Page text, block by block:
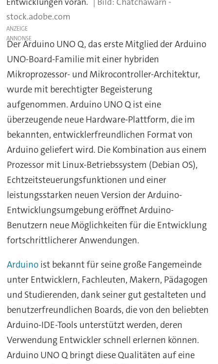
stock.adobe.com
ANZEIGE
Der Arduino UNO Q, das erste Mitglied der Arduino
UNO-Board-Familie mit einer hybriden
Mikroprozessor- und Mikrocontroller-Architektur,
wurde mit berechtigter Begeisterung
aufgenommen. Arduino UNO Q ist eine
überzeugende neue Hardware-Plattform, die im
bekannten, entwicklerfreundlichen Format von
Arduino geliefert wird. Die Kombination aus einem
Prozessor mit Linux-Betriebssystem (Debian OS),
Echtzeitsteuerungsfunktionen und einer
leistungsstarken neuen Version der Arduino-
Entwicklungsumgebung eröffnet Arduino-
Benutzern neue Möglichkeiten für die Entwicklung
fortschrittlicherer Anwendungen.
Arduinoist bekannt für seine große Fangemeinde
unter Entwicklern, Fachleuten, Makern, Pädagogen
und Studierenden, dank seiner gut gestalteten und
benutzerfreundlichen Boards, die von den beliebten
Arduino-IDE-Tools unterstützt werden, deren
Verwendung Entwickler schnell erlernen können.
Arduino UNO Q bringt diese Qualitäten auf eine